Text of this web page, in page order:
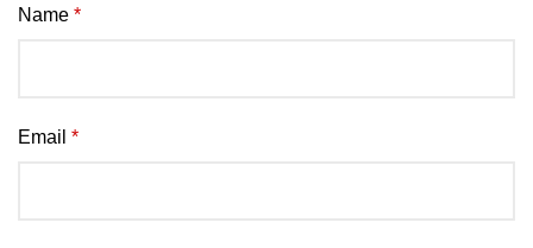
Name *
Email *